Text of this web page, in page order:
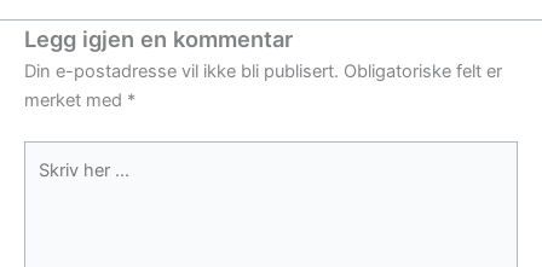
Legg igjen en kommentar
Din e-postadresse vil ikke bli publisert. Obligatoriske felt er
merket med *
her